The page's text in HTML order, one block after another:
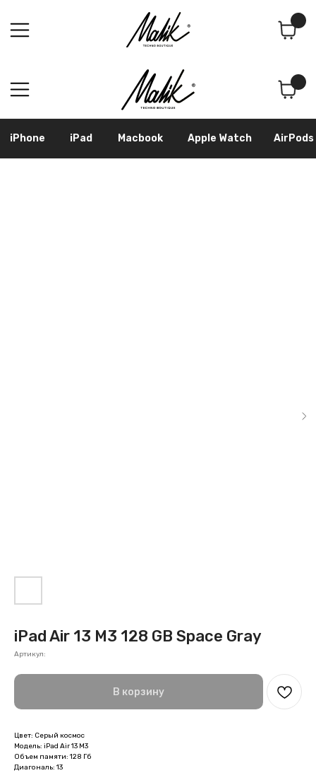
iPhone Apple Watch
iPad Air 13 M3 128 GB Space Gray
Артикул:
В корзину
Цвет: Серый космос
Модель: iPad Air 13 M3
Объем памяти: 128 Гб
Диагональ: 13